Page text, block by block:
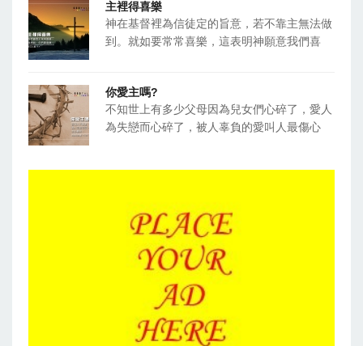
主裡得喜樂
神在基督裡為信徒定的旨意，若不靠主無法做
到。就如要常常喜樂，這表明神願意我們喜
你愛主嗎?
不知世上有多少父母因為兒女們心碎了，愛人
為失戀而心碎了，被人辜負的愛叫人最傷心